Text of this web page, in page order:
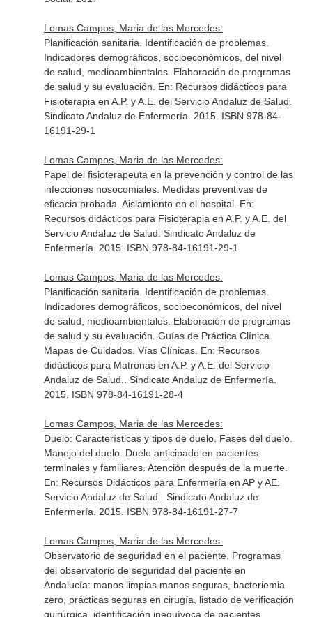
Lomas Campos, Maria de las Mercedes:
Planificación sanitaria. Identificación de problemas.
Indicadores demográficos, socioeconómicos, del nivel
de salud, medioambientales. Elaboración de programas
de salud y su evaluación. En: Recursos didácticos para
Fisioterapia en A.P. y A.E. del Servicio Andaluz de Salud
Sindicato Andaluz de Enfermería. 2015. ISBN 978-84-
16191-29-1
Lomas Campos, Maria de las Mercedes:
Papel del fisioterapeuta en la prevención y control de las
infecciones nosocomiales. Medidas preventivas de
eficacia probada. Aislamiento en el hospital. En:
Recursos didácticos para Fisioterapia en A.P. y A.E. del
Servicio Andaluz de Salud . Sindicato Andaluz de
Enfermería. 2015. ISBN 978-84-16191-29-1
Lomas Campos, Maria de las Mercedes:
Planificación sanitaria. Identificación de problemas.
Indicadores demográficos, socioeconómicos, del nivel
de salud, medioambientales. Elaboración de programas
de salud y su evaluación. Guías de Práctica Clínica.
Mapas de Cuidados. Vías Clínicas. En: Recursos
didácticos para Matronas en A.P. y A.E. del Servicio
Andaluz de Salud.
. Sindicato Andaluz de Enfermería.
2015. ISBN 978-84-16191-28-4
Lomas Campos, Maria de las Mercedes:
Duelo: Características y tipos de duelo. Fases del duelo.
Manejo del duelo. Duelo anticipado en pacientes
terminales y familiares. Atención después de la muerte.
En: Recursos Didácticos para Enfermería en AP y AE.
Servicio Andaluz de Salud.
. Sindicato Andaluz de
Enfermería. 2015. ISBN 978-84-16191-27-7
Lomas Campos, Maria de las Mercedes:
Observatorio de seguridad en el paciente. Programas
del observatorio de seguridad del paciente en
Andalucía: manos limpias manos seguras, bacteriemia
zero, prácticas seguras en cirugía, listado de verificación
quirúrgica, identificación inequívoca de pacientes,